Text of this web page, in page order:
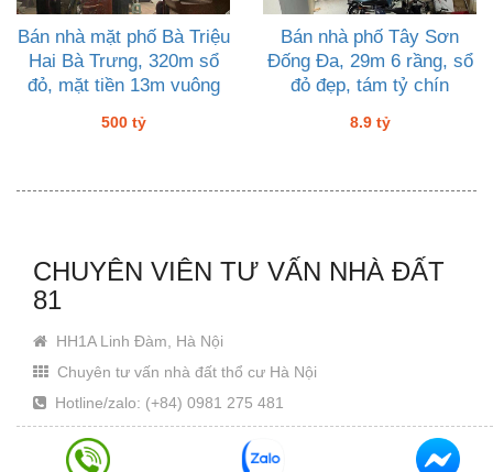
Bán nhà mặt phố Bà Triệu
Hai Bà Trưng, 320m sổ
đỏ, mặt tiền 13m vuông
500 tỷ
Bán nhà phố Tây Sơn
Đống Đa, 29m 6 rầng, sổ
đỏ đẹp, tám tỷ chín
8.9 tỷ
CHUYÊN VIÊN TƯ VẤN NHÀ ĐẤT
81
HH1A Linh Đàm, Hà Nội
Chuyên tư vấn nhà đất thổ cư Hà Nội
Hotline/zalo: (+84) 0981 275 481